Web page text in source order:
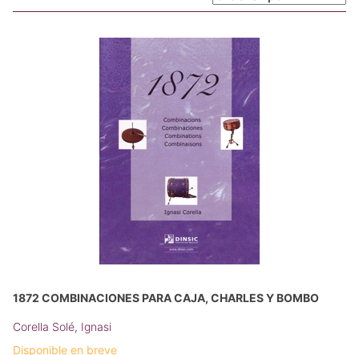
1872 COMBINACIONES PARA CAJA, CHARLES Y BOMBO
Corella Solé, Ignasi
Disponible en breve